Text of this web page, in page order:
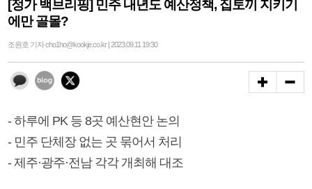
[정가 백브리핑] 민주 내년도 예산정책, 집토끼 지키기
에만 골몰?
조원호 기자 cho1ho@kookje.co.kr | 2023.09.11 19:30
- 하루에 PK 등 8곳 예산현안 논의
- 민주 단체장 없는 곳 묶어서 처리
- 제주·광주·전남 각각 개최해 대조